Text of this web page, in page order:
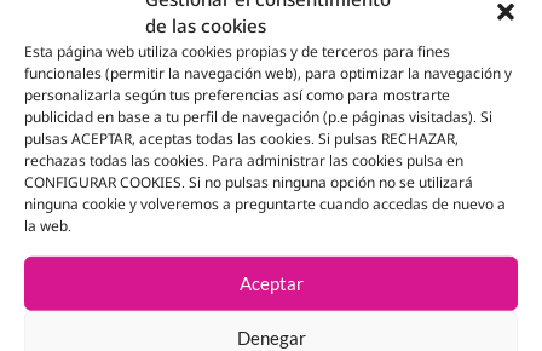
de las cookies
Esta página web utiliza cookies propias y de terceros para fines
funcionales (permitir la navegación web), para optimizar la navegación y
personalizarla según tus preferencias así como para mostrarte
publicidad en base a tu perfil de navegación (p.e páginas visitadas). Si
pulsas ACEPTAR, aceptas todas las cookies. Si pulsas RECHAZAR,
rechazas todas las cookies. Para administrar las cookies pulsa en
CONFIGURAR COOKIES. Si no pulsas ninguna opción no se utilizará
ninguna cookie y volveremos a preguntarte cuando accedas de nuevo a
la web.
Aceptar
Denegar
Figura Banpresto Gotenks
Figura WCF Gold D. Roger